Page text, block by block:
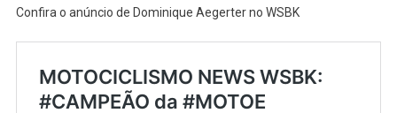
Confira o anúncio de Dominique Aegerter no WSBK